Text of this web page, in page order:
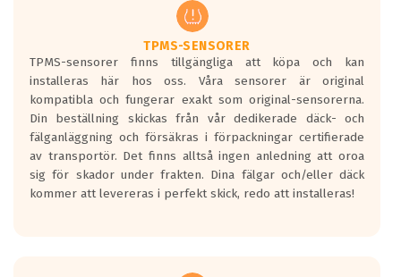
regelverket som introduceras år 2016.
Ett däck med två svarta vågor är redan
godkända för år 2016 nya regelverk.
Ett däck med en svart våg kommer vara
minst tre decibel tystare än det
regelverk som börjar gälla 2016.
TPMS-SENSORER
TPMS-sensorer finns tillgängliga att köpa och kan
installeras här hos oss. Våra sensorer är original
kompatibla och fungerar exakt som original-sensorerna.
Din beställning skickas från vår dedikerade däck- och
fälganläggning och försäkras i förpackningar certifierade
av transportör. Det finns alltså ingen anledning att oroa
sig för skador under frakten. Dina fälgar och/eller däck
kommer att levereras i perfekt skick, redo att installeras!